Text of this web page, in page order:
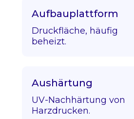
Aufbauplattform
Druckfläche, häufig
beheizt.
Aushärtung
UV-Nachhärtung von
Harzdrucken.